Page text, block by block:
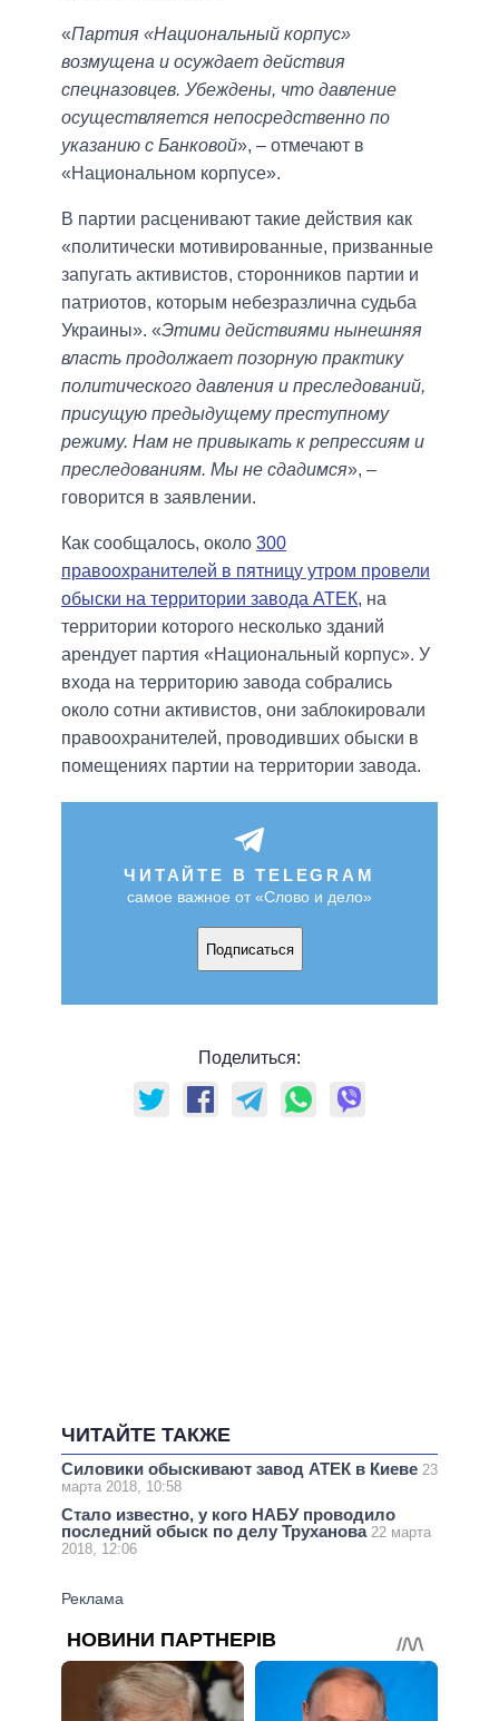
«Партия «Национальный корпус»
возмущена и осуждает действия
спецназовцев. Убеждены, что давление
осуществляется непосредственно по
указанию с Банковой», – отмечают в
«Национальном корпусе».
В партии расценивают такие действия как
«политически мотивированные, призванные
запугать активистов, сторонников партии и
патриотов, которым небезразлична судьба
Украины». «Этими действиями нынешняя
власть продолжает позорную практику
политического давления и преследований,
присущую предыдущему преступному
режиму. Нам не привыкать к репрессиям и
преследованиям. Мы не сдадимся», –
говорится в заявлении.
Как сообщалось, около 300
правоохранителей в пятницу утром провели
обыски на территории завода АТЕК, на
территории которого несколько зданий
арендует партия «Национальный корпус». У
входа на территорию завода собрались
около сотни активистов, они заблокировали
правоохранителей, проводивших обыски в
помещениях партии на территории завода.
ЧИТАЙТЕ В TELEGRAM
самое важное от «Слово и дело»
Подписаться
Поделиться:
ЧИТАЙТЕ ТАКЖЕ
Силовики обыскивают завод АТЕК в Киеве 23
марта 2018, 10:58
Стало известно, у кого НАБУ проводило
последний обыск по делу Труханова 22 марта
2018, 12:06